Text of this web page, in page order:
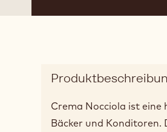
Crema Nocciola ist
Bäcker und Konditoren.